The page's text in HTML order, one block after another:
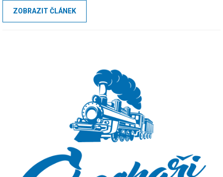
chuligánská dostaveníčka, v kterých brali úděl fanoušci FCB...
ZOBRAZIT ČLÁNEK